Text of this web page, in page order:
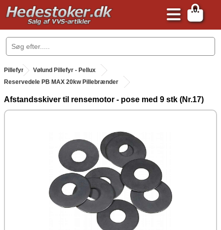
0
.
Pillefyr . Vølund Pillefyr - Pellux
Reservedele PB MAX 20kw Pillebrænder
Afstandsskiver til rensemotor - pose med 9 stk (Nr.17)